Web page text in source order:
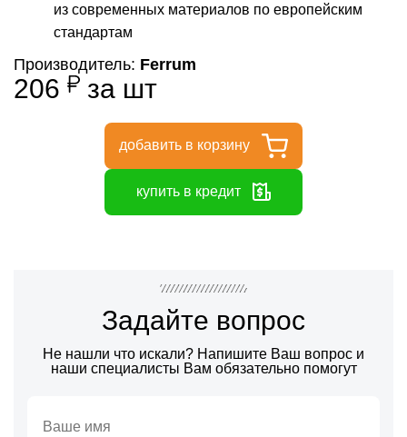
из современных материалов по европейским
стандартам
Производитель: Ferrum
206 за шт
добавить в корзину
купить в кредит
Задайте вопрос
Не нашли что искали? Напишите Ваш вопрос и
наши специалисты Вам обязательно помогут